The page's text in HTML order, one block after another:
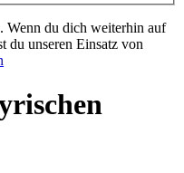
Wenn du dich weiterhin auf
du unseren Einsatz von